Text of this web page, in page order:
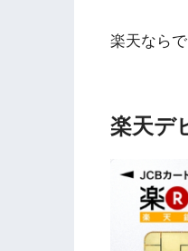
楽天なら
楽天デ